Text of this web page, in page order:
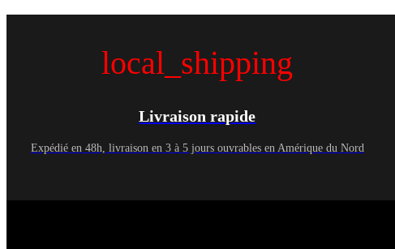
local_shipping
Livraison rapide
Expédié en 48h, livraison en 3 à 5 jours ouvrables en Amérique du Nord